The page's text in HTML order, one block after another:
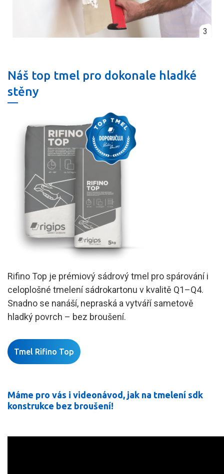
3
Náš top tmel pro dokonale hladké
stěny
Rifino Top je prémiový sádrový tmel pro spárování i
celoplošné tmelení sádrokartonu v kvalitě Q1–Q4.
Snadno se nanáší, nepraská a vytváří sametově
hladký povrch – bez broušení.
Tmel Rifino Top
Máme pro vás i videonávod, jak na tmelení sdk
konstrukce bez broušení!